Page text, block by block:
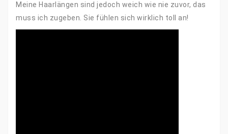
Meine Haarlängen sind jedoch weich wie nie zuvor, das
muss ich zugeben. Sie fühlen sich wirklich toll an!